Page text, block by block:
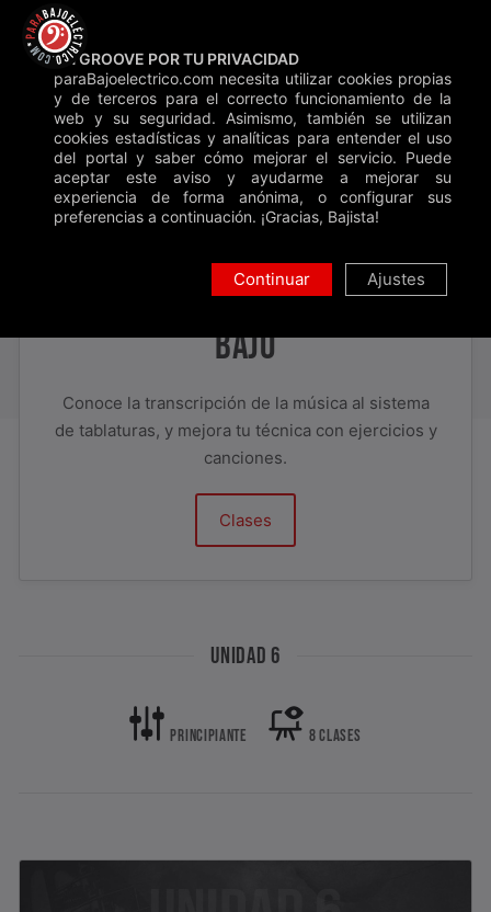
Saltar
contenido
Inicio»Clases»Unidad 6
Buscar
UNIDAD 6
PRÁCTICA CON TABS PARA
BAJO
Conoce la transcripción de la música al sistema
de tablaturas, y mejora tu técnica con ejercicios y
canciones.
Clases
UNIDAD 6
PRINCIPIANTE 8 CLASES
UN GROOVE POR TU PRIVACIDAD
paraBajoelectrico.com necesita utilizar cookies propias
y de terceros para el correcto funcionamiento de la
web y su seguridad. Asimismo, también se utilizan
cookies estadísticas y analíticas para entender el uso
del portal y saber cómo mejorar el servicio. Puede
aceptar este aviso y ayudarme a mejorar su
experiencia de forma anónima, o configurar sus
preferencias a continuación. ¡Gracias, Bajista!
Continuar Ajustes